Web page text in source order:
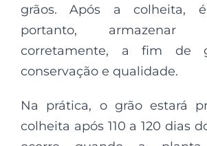
grãos. Após a colheita, é
portanto,
corretamente, a fim de
conservação e qualidade.
Na prática, o grão estará
colheita após 110 a 120 dias